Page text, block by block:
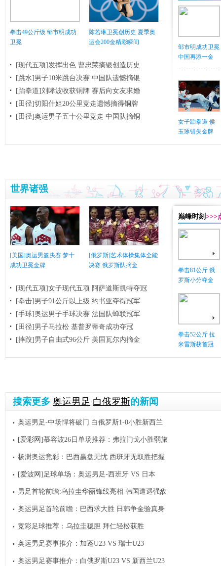
拳击49公斤级 邹市明成功
卫冕
陈若琳卫冕创历史 夏季奥
运会200金精彩瞬间
[现代五项]发挥出色 曹忠荣摘银创造历史
[跳水]男子10米跳台决赛 中国队遗憾摘银
[跆拳道]刘哮波收获铜牌 赛后向女友求婚
[田径]切阳什姐20公里竞走遗憾摘得铜牌
[田径]奥运男子五十公里竞走 中国队摘铜
邹市明成功卫冕
中国再添一金
女子跆拳道 侯
玉琢错失金牌
世界诸强
[美国]奥运男篮决赛 梦十
成功卫冕金牌
[俄罗斯]艺术体操集体全能
决赛 俄罗斯队摘金
[现代五项]女子现代五项 阿萨道斯凯特夺冠
[拳击]男子91公斤以上级 约书亚夺得冠军
[手球]奥运男子手球决赛 法国队蝉联冠军
[田径]男子马拉松 基普罗蒂奇成功夺冠
[摔跤]男子自由式96公斤 美国瓦尔内摘金
巅峰时刻>>>
拳击81公斤 俄
罗斯小分夺金
拳击52公斤 拉
米雷斯获首冠
搜索更多 奥运男足 白俄罗斯的新闻
奥运男足-中场悍将破门 白俄罗斯1-0小胜新西兰
[爱彩网]慕容波26日单场推荐：弗拉门戈小胜弱旅
杨澍奥运竞彩：巴西赢盘无忧 西班牙无取胜把握
[爱波网]足球单场：奥运男足-西班牙 VS 日本
男足首轮前瞻:乌拉圭华丽锋线亮相 韩国遭遇强敌
奥运男足首轮前瞻：巴西求大胜 日韩争金验真身
竞彩足球推荐：乌拉圭稳胆 拜仁轻松获胜
奥运男足赛事推介：加蓬U23 VS 瑞士U23
奥运男足赛事推介：白俄罗斯U23 VS 新西兰U23